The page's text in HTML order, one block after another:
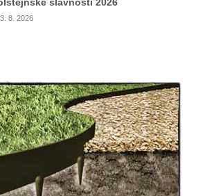
Adalberta Lanny v parku
Budějovicích
Otakara II. v parku Na
Budějovicích
v parku Na Sadech v
Mokrého v parku Na
Budějovicích
tramvajový sloup na
Budějovicích
3. 8. 2026